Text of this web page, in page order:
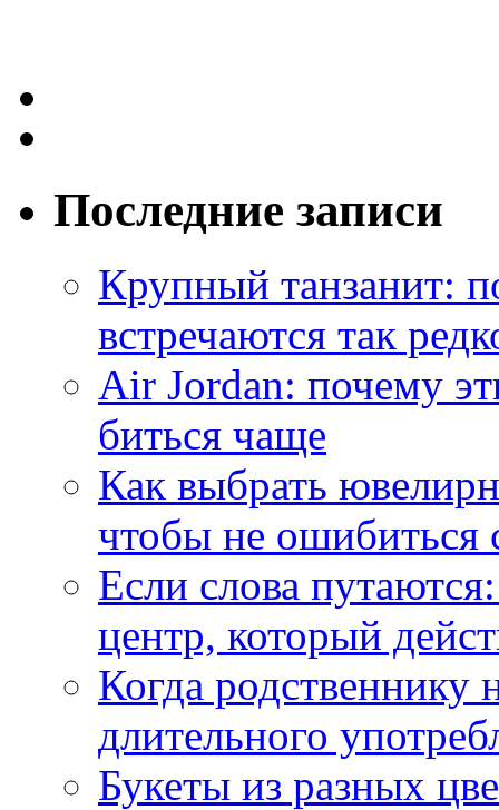
Последние записи
Крупный танзанит:
встречаются так
Air Jordan: почему
биться чаще
Как выбрать
чтобы не ошибиться
Если слова
центр, который
Когда
длительного
Букеты из разных